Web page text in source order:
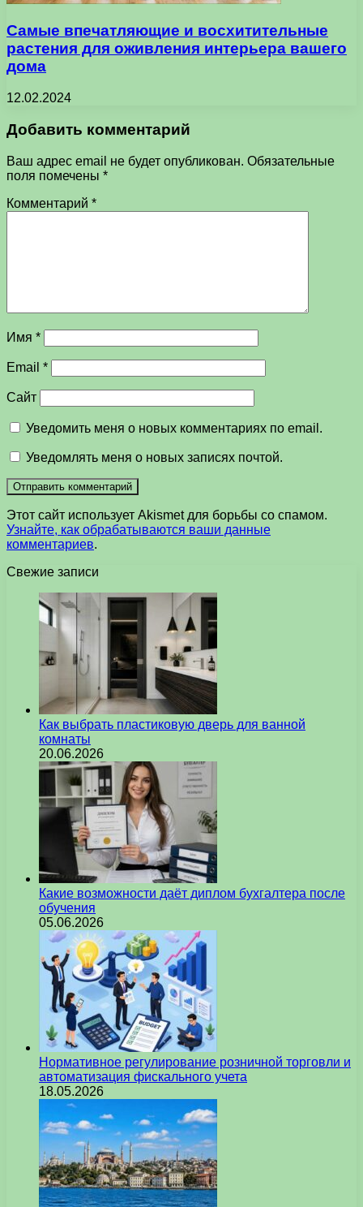
Самые впечатляющие и восхитительные
растения для оживления интерьера вашего
дома
12.02.2024
Добавить комментарий
Ваш адрес email не будет опубликован. Обязательные
поля помечены *
Комментарий *
Имя *
Email *
Сайт
Уведомить меня о новых комментариях по email.
Уведомлять меня о новых записях почтой.
Этот сайт использует Akismet для борьбы со спамом.
Узнайте, как обрабатываются ваши данные
комментариев.
Свежие записи
Как выбрать пластиковую дверь для ванной
комнаты
20.06.2026
Какие возможности даёт диплом бухгалтера после
обучения
05.06.2026
Нормативное регулирование розничной торговли и
автоматизация фискального учета
18.05.2026